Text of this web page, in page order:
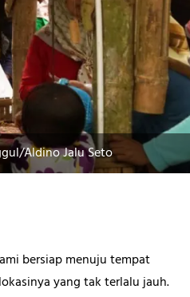
Aldino Jalu Seto
bersiap menuju tempat
yang tak terlalu jauh.